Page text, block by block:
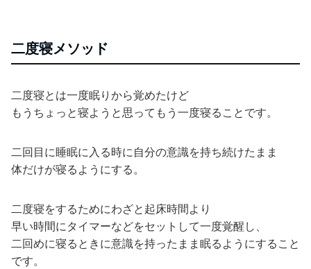
二度寝メソッド
二度寝とは一度眠りから覚めたけど
もうちょっと寝ようと思ってもう一度寝ることです。
二回目に睡眠に入る時に自分の意識を持ち続けたまま
体だけが寝るようにする。
二度寝をするためにわざと起床時間より
早い時間にタイマーなどをセットして一度覚醒し、
二回めに寝るときに意識を持ったまま眠るようにすること
です。